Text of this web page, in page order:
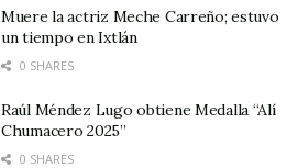
Muere la actriz Meche Carreño; estuvo
un tiempo en Ixtlán
0 SHARES
Raúl Méndez Lugo obtiene Medalla “Alí
Chumacero 2025”
0 SHARES